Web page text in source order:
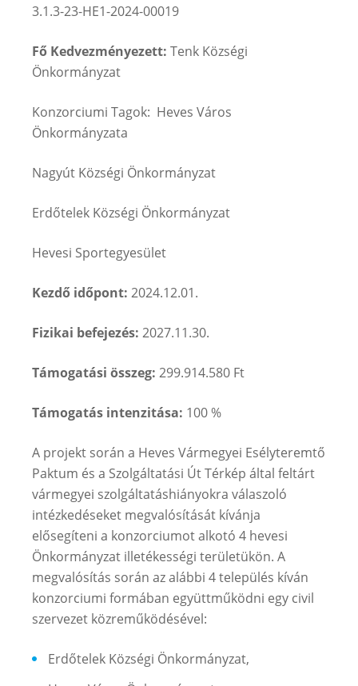
3.1.3-23-HE1-2024-00019
Fő Kedvezményezett: Tenk Községi
Önkormányzat
Konzorciumi Tagok: Heves Város
Önkormányzata
Nagyút Községi Önkormányzat
Erdőtelek Községi Önkormányzat
Hevesi Sportegyesület
Kezdő időpont: 2024.12.01.
Fizikai befejezés: 2027.11.30.
Támogatási összeg: 299.914.580 Ft
Támogatás intenzitása: 100 %
A projekt során a Heves Vármegyei Esélyteremtő
Paktum és a Szolgáltatási Út Térkép által feltárt
vármegyei szolgáltatáshiányokra válaszoló
intézkedéseket megvalósítását kívánja
elősegíteni a konzorciumot alkotó 4 hevesi
Önkormányzat illetékességi területükön. A
megvalósítás során az alábbi 4 település kíván
konzorciumi formában együttműködni egy civil
szervezet közreműködésével:
Erdőtelek Községi Önkormányzat,